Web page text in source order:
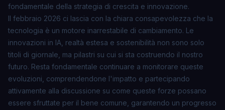
fondamentale della strategia di crescita e innovazione.
Il febbraio 2026 ci lascia con la chiara consapevolezza che la
tecnologia è un motore inarrestabile di cambiamento. Le
innovazioni in IA, realtà estesa e sostenibilità non sono solo
titoli di giornale, ma pilastri su cui si sta costruendo il nostro
futuro. Resta fondamentale continuare a monitorare queste
evoluzioni, comprendendone l'impatto e partecipando
attivamente alla discussione su come queste forze possano
essere sfruttate per il bene comune, garantendo un progresso